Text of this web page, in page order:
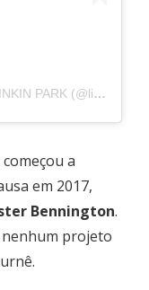
(@linkinpark)
a
em 2017,
Bennington.
nenhum projeto